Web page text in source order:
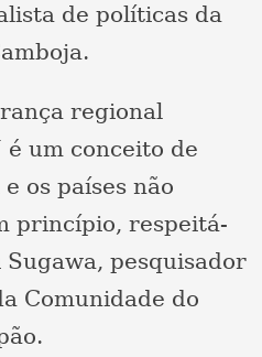
de políticas da
regional
um conceito de
os países não
princípio, respeitá-
pesquisador
Comunidade do